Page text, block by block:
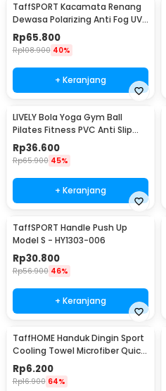
TaffSPORT Kacamata Renang
Dewasa Polarizing Anti Fog UV
Protection - GOG-3610
Rp65.800
Rp108.900 40%
+ Keranjang
LIVELY Bola Yoga Gym Ball
Pilates Fitness PVC Anti Slip
55cm
Rp36.600
Rp65.900 45%
+ Keranjang
TaffSPORT Handle Push Up
Model S - HY1303-006
Rp30.800
Rp56.900 46%
+ Keranjang
TaffHOME Handuk Dingin Sport
Cooling Towel Microfiber Quick
Dry - SH-C00290
Rp6.200
Rp16.900 64%